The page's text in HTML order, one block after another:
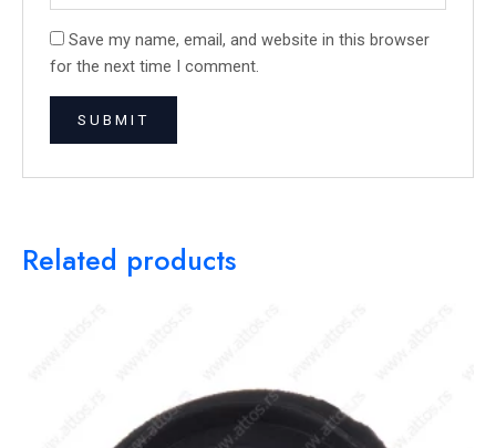
Save my name, email, and website in this browser
for the next time I comment.
Related products